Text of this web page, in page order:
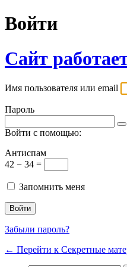
Войти
Сайт
Имя пользователя или email
Пароль
Войти с помощью:
Антиспам
42 − 34 =
Запомнить меня
Забыли пароль?
← Перейти к Секретные